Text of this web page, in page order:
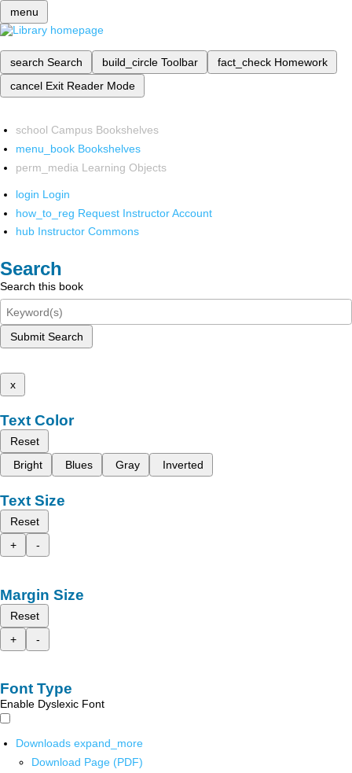
menu
search Search build_circle Toolbar fact_check Homework
cancel Exit Reader Mode
school Campus Bookshelves
menu_book Bookshelves
perm_media Learning Objects
login Login
how_to_reg Request Instructor Account
hub Instructor Commons
Search
Search this book
Submit Search
x
Text Color
Reset
Bright
Blues Gray Inverted
Text Size
Reset
+
-
Margin Size
Reset
+
-
Font Type
Enable Dyslexic Font
Downloads expand_more
Download Page (PDF)